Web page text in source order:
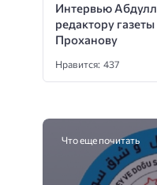
Интервью
редактору
Проханову
Нравится: 437
Что еще почитать